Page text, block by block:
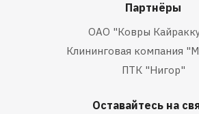
Партнёры
ОАО "Ковры
Клининговая компания
ПТК "Нигор"
Оставайтесь на